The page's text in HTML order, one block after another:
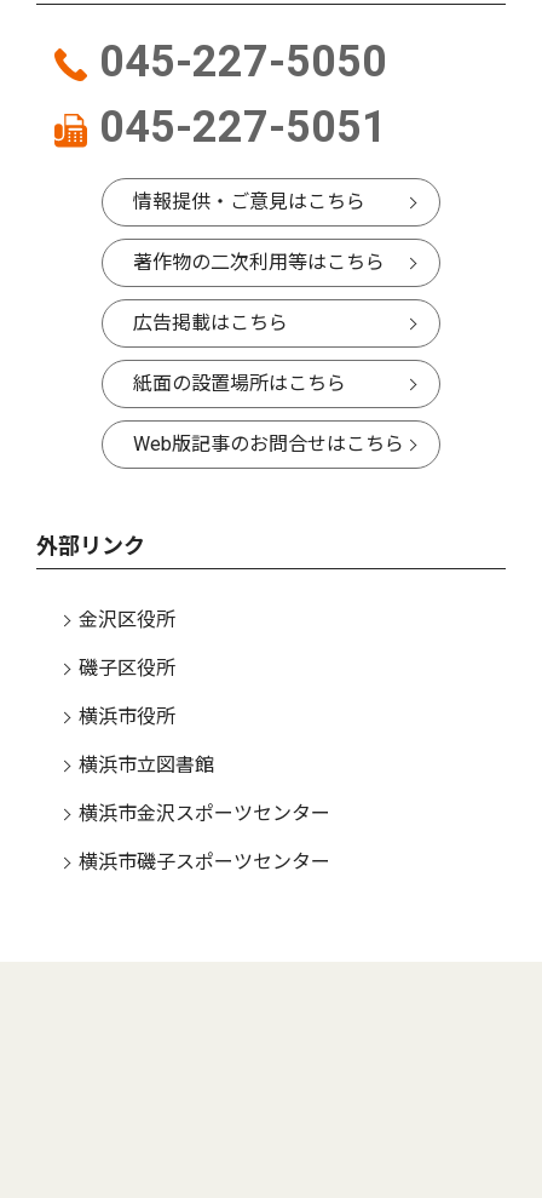
045-227-5050
045-227-5051
情報提供・ご意見はこちら
著作物の二次利用等はこちら
広告掲載はこちら
紙面の設置場所はこちら
Web版記事のお問合せはこちら
外部リンク
金沢区役所
磯子区役所
横浜市役所
横浜市立図書館
横浜市金沢スポーツセンター
横浜市磯子スポーツセンター